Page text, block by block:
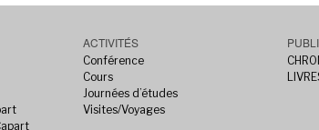
ACTIVITÉS
Conférence
Cours
Journées d’études
Visites/Voyages